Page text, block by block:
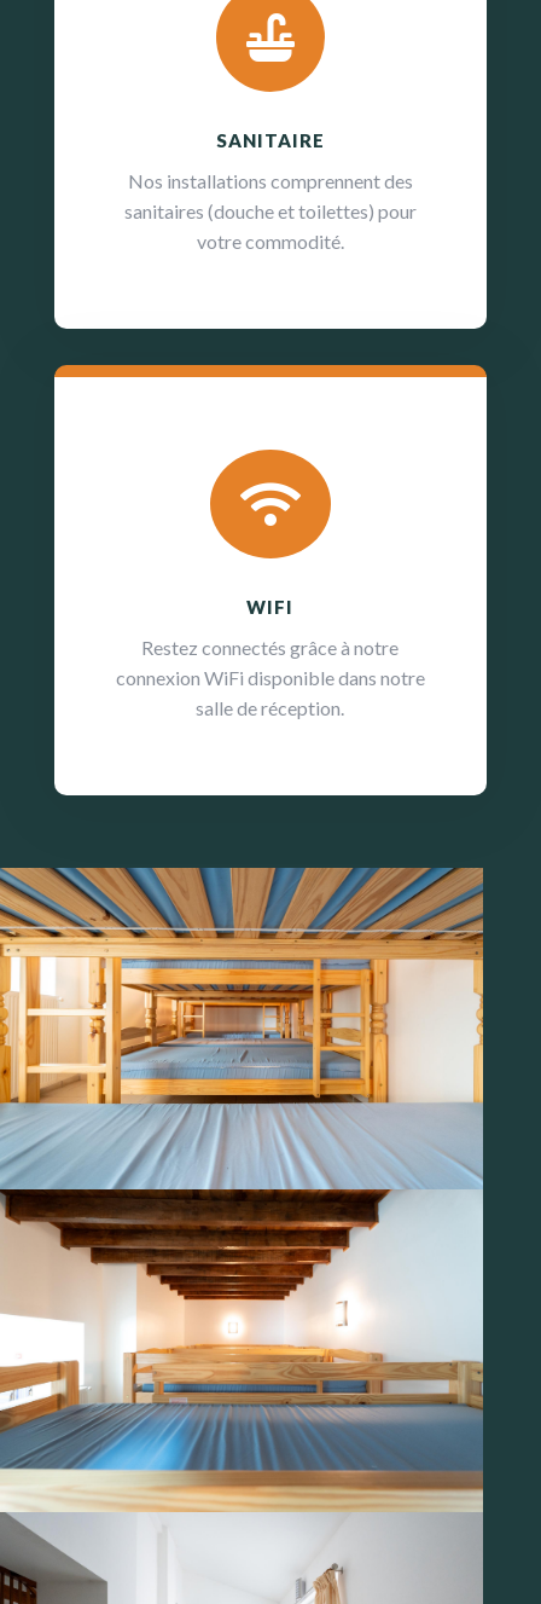

SANITAIRE
Nos installations comprennent des
sanitaires (douche et toilettes) pour
votre commodité.

WIFI
Restez connectés grâce à notre
connexion WiFi disponible dans notre
salle de réception.